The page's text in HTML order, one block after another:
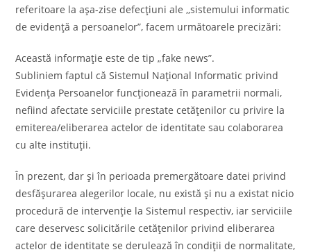
referitoare la așa-zise defecțiuni ale ,,sistemului informatic
de evidență a persoanelor”, facem următoarele precizări:
Această informație este de tip „fake news”.
Subliniem faptul că Sistemul Național Informatic privind
Evidența Persoanelor funcționează în parametrii normali,
nefiind afectate serviciile prestate cetățenilor cu privire la
emiterea/eliberarea actelor de identitate sau colaborarea
cu alte instituții.
În prezent, dar și în perioada premergătoare datei privind
desfășurarea alegerilor locale, nu există și nu a existat nicio
procedură de intervenție la Sistemul respectiv, iar serviciile
care deservesc solicitările cetățenilor privind eliberarea
actelor de identitate se derulează în condiții de normalitate,